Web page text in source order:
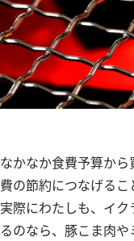
なかなか食費予算か
費の節約につなげるこ
実際にわたしも、イ
るのなら、豚こま肉や